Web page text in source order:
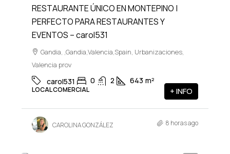
RESTAURANTE ÚNICO EN MONTEPINO |
PERFECTO PARA RESTAURANTES Y
EVENTOS – carol531
Gandia, ,Gandia,Valencia,Spain, Urbanizaciones,
Valencia prov
carol531 0 2 643 m²
LOCAL COMERCIAL + INFO
CAROLINA GONZÁLEZ 8 horas ago